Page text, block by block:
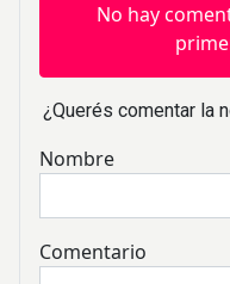
No hay
¿Querés comentar la
Nombre
Comentario